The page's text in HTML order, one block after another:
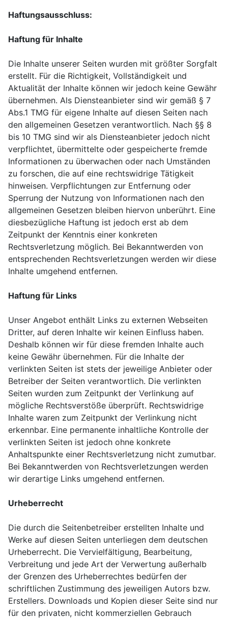
Haftungsausschluss:
Haftung für Inhalte
Die Inhalte unserer Seiten wurden mit größter Sorgfalt
erstellt. Für die Richtigkeit, Vollständigkeit und
Aktualität der Inhalte können wir jedoch keine Gewähr
übernehmen. Als Diensteanbieter sind wir gemäß § 7
Abs.1 TMG für eigene Inhalte auf diesen Seiten nach
den allgemeinen Gesetzen verantwortlich. Nach §§ 8
bis 10 TMG sind wir als Diensteanbieter jedoch nicht
verpflichtet, übermittelte oder gespeicherte fremde
Informationen zu überwachen oder nach Umständen
zu forschen, die auf eine rechtswidrige Tätigkeit
hinweisen. Verpflichtungen zur Entfernung oder
Sperrung der Nutzung von Informationen nach den
allgemeinen Gesetzen bleiben hiervon unberührt. Eine
diesbezügliche Haftung ist jedoch erst ab dem
Zeitpunkt der Kenntnis einer konkreten
Rechtsverletzung möglich. Bei Bekanntwerden von
entsprechenden Rechtsverletzungen werden wir diese
Inhalte umgehend entfernen.
Haftung für Links
Unser Angebot enthält Links zu externen Webseiten
Dritter, auf deren Inhalte wir keinen Einfluss haben.
Deshalb können wir für diese fremden Inhalte auch
keine Gewähr übernehmen. Für die Inhalte der
verlinkten Seiten ist stets der jeweilige Anbieter oder
Betreiber der Seiten verantwortlich. Die verlinkten
Seiten wurden zum Zeitpunkt der Verlinkung auf
mögliche Rechtsverstöße überprüft. Rechtswidrige
Inhalte waren zum Zeitpunkt der Verlinkung nicht
erkennbar. Eine permanente inhaltliche Kontrolle der
verlinkten Seiten ist jedoch ohne konkrete
Anhaltspunkte einer Rechtsverletzung nicht zumutbar.
Bei Bekanntwerden von Rechtsverletzungen werden
wir derartige Links umgehend entfernen.
Urheberrecht
Die durch die Seitenbetreiber erstellten Inhalte und
Werke auf diesen Seiten unterliegen dem deutschen
Urheberrecht. Die Vervielfältigung, Bearbeitung,
Verbreitung und jede Art der Verwertung außerhalb
der Grenzen des Urheberrechtes bedürfen der
schriftlichen Zustimmung des jeweiligen Autors bzw.
Erstellers. Downloads und Kopien dieser Seite sind nur
für den privaten, nicht kommerziellen Gebrauch